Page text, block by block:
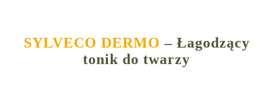
SYLVECO DERMO – Łagodzący
tonik do twarzy